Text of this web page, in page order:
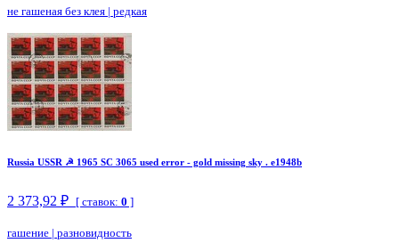
не гашеная без клея | редкая
Russia USSR ☭ 1965 SC 3065 used error - gold missing sky . e1948b
2 373,92 ₽ [ ставок: 0 ]
гашение | разновидность